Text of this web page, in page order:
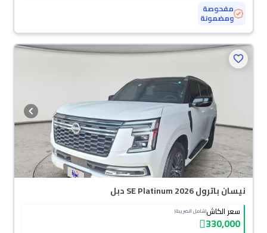
مفحوصة
ومضمونة
نيسان باترول SE Platinum 2026 دبل
سعر الكاش(شامل الضريبة)
330,000